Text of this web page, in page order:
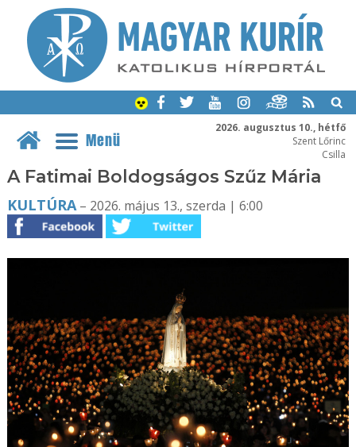
2026. augusztus 10., hétfő
Szent Lőrinc
Csilla
Menü
A Fatimai Boldogságos Szűz Mária
KULTÚRA– 2026. május 13., szerda | 6:00